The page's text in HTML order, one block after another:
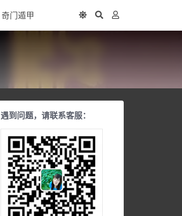
奇门遁甲
遇到问题，请联系客服：